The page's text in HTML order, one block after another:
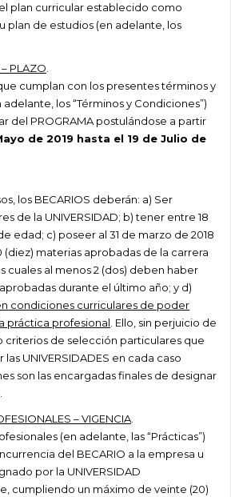
plan curricular establecido como
plan de estudios (en adelante, los
– PLAZO
cumplan con los presentes términos y
los “Términos y Condiciones”)
del PROGRAMA postulándose a partir
de 2019 hasta el 19 de Julio de
los BECARIOS deberán: a) Ser
de la UNIVERSIDAD; b) tener entre 18
edad; c) poseer al 31 de marzo de 2018
(diez) materias aprobadas de la carrera
cuales al menos 2 (dos) deben haber
durante el último año; y d)
condiciones curriculares de poder
práctica profesional . Ello, sin perjuicio de
criterios de selección particulares que
UNIVERSIDADES en cada caso
son las encargadas finales de designar
– VIGENCIA
(en adelante, las “Prácticas”)
del BECARIO a la empresa u
por la UNIVERSIDAD
cumpliendo un máximo de veinte (20)